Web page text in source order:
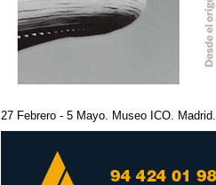
27 Febrero - 5 Mayo. Museo ICO. Madrid.